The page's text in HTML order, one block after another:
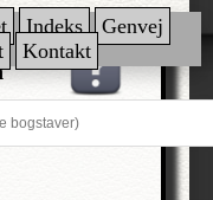
Indeks
Genvej
Kontakt